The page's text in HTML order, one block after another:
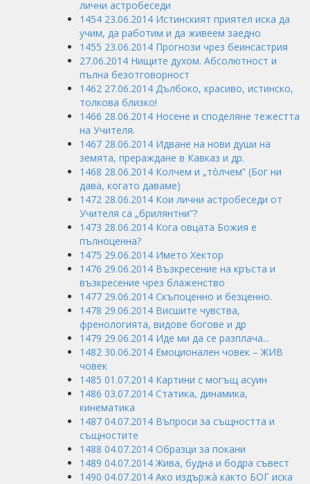
лични астробеседи
1454 23.06.2014 Истинският приятел иска да
учим, да работим и да живеем заедно
1455 23.06.2014 Прогнози чрез беинсастрия
27.06.2014 Нищите духом. Абсолютност и
пълна безотговорност
1462 27.06.2014 Дълбоко, красиво, истинско,
толкова близко!
1466 28.06.2014 Носене и споделяне тежестта
на Учителя.
1467 28.06.2014 Идване на нови души на
земята, прераждане в Кавказ и др.
1468 28.06.2014 Колчем и „тòлчем” (Бог ни
дава, когато даваме)
1472 28.06.2014 Кои лични астробеседи от
Учителя са „брилянтни”?
1473 28.06.2014 Кога овцата Божия е
пълноценна?
1475 29.06.2014 Името Хектор
1476 29.06.2014 Възкресение на кръста и
възкресение чрез блаженство
1477 29.06.2014 Скъпоценно и безценно.
1478 29.06.2014 Висшите чувства,
френологията, видове богове и др
1479 29.06.2014 Иде ми да се разплача...
1482 30.06.2014 Емоционален човек – ЖИВ
човек
1485 01.07.2014 Картини с могъщ асуин
1486 03.07.2014 Статика, динамика,
кинематика
1487 04.07.2014 Въпроси за същността и
същностите
1488 04.07.2014 Образци за покани
1489 04.07.2014 Жива, будна и бодра съвест
1490 04.07.2014 Ако издържà както БОГ иска